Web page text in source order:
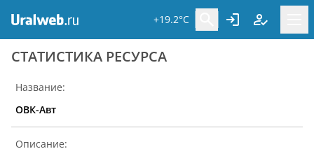
+19.2°C
CТАТИСТИКА РЕСУРСА
Название:
ОВК-Авт
Описание: